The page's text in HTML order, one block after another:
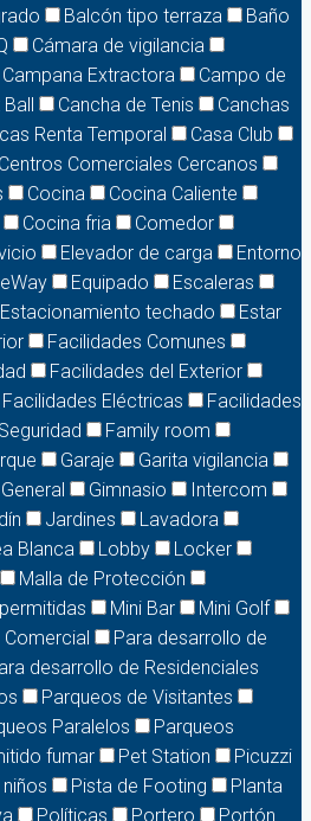
Balcón tipo terraza
Baño
Cámara de vigilancia
Campana Extractora
Campo de
Cancha de Tenis
Canchas
Renta Temporal
Casa Club
Centros Comerciales Cercanos
Cocina
Cocina Caliente
Cocina fria
Comedor
Elevador de carga
Entorno
Equipado
Escaleras
Estacionamiento techado
Estar
Facilidades Comunes
Facilidades del Exterior
Facilidades Eléctricas
Facilidades
Family room
Garaje
Garita vigilancia
General Gimnasio
Intercom
Jardines
Lavadora
Blanca Lobby
Locker
Malla de Protección
Mini Bar
Mini Golf
Para desarrollo de
desarrollo de Residenciales
Parqueos de Visitantes
Paralelos
Parqueos
fumar Pet Station
Picuzzi
Pista de Footing
Planta
Políticas Portero Portón